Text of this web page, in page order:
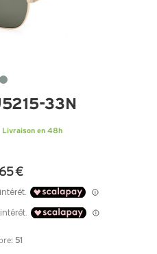
33N
Livraison en 48h
€
51